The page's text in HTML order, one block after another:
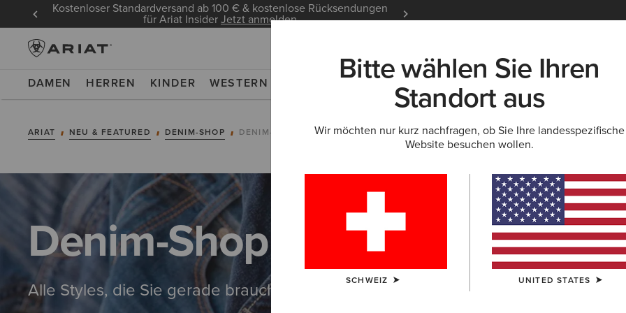
Kostenloser Standardversand ab 100 € & kostenlose Rücksendungen
für Ariat InsiderJetzt anmelden
DAMEN HERREN KINDER WESTERN NEU & FEATURED ARIAT LIFE OUTLET
ARIAT NEU & FEATURED DENIM-SHOP DENIM-SHOP FÜR DAMEN
Denim-Shop für Damen
Alle Styles, die Sie gerade brauchen, von den Top-Trends bis zu ewigen Favoriten.
Bitte wählen Sie Ihren
Standort aus
Wir möchten nur kurz nachfragen, ob Sie Ihre landesspezifische
Website besuchen wollen.
SCHWEIZ UNITED STATES